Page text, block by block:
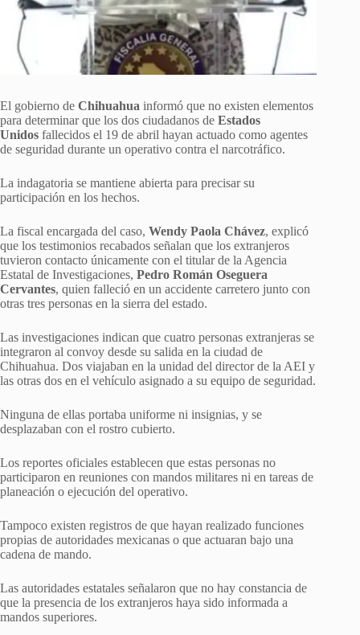
El gobierno de Chihuahua informó que no existen elementos
para determinar que los dos ciudadanos de Estados
Unidos fallecidos el 19 de abril hayan actuado como agentes
de seguridad durante un operativo contra el narcotráfico.
La indagatoria se mantiene abierta para precisar su
participación en los hechos.
La fiscal encargada del caso, Wendy Paola Chávez, explicó
que los testimonios recabados señalan que los extranjeros
tuvieron contacto únicamente con el titular de la Agencia
Estatal de Investigaciones, Pedro Román Oseguera
Cervantes, quien falleció en un accidente carretero junto con
otras tres personas en la sierra del estado.
Las investigaciones indican que cuatro personas extranjeras se
integraron al convoy desde su salida en la ciudad de
Chihuahua. Dos viajaban en la unidad del director de la AEI y
las otras dos en el vehículo asignado a su equipo de seguridad.
Ninguna de ellas portaba uniforme ni insignias, y se
desplazaban con el rostro cubierto.
Los reportes oficiales establecen que estas personas no
participaron en reuniones con mandos militares ni en tareas de
planeación o ejecución del operativo.
Tampoco existen registros de que hayan realizado funciones
propias de autoridades mexicanas o que actuaran bajo una
cadena de mando.
Las autoridades estatales señalaron que no hay constancia de
que la presencia de los extranjeros haya sido informada a
mandos superiores.